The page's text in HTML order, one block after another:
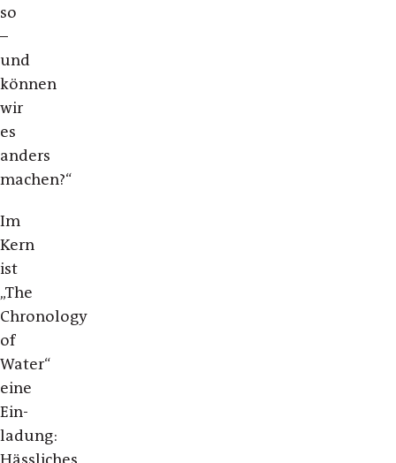
so
–
und
können
wir
es
anders
machen?“
Im
Kern
ist
„The
Chronology
of
Water“
eine
Ein­
ladung: